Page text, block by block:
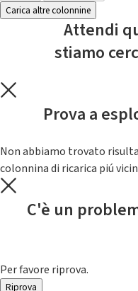
Carica altre colonnine
Attendi
stiamo
Prova a
Non abbiamo trovato
colonnina di ricarica piú
C'è un
Per favore riprova.
Riprova